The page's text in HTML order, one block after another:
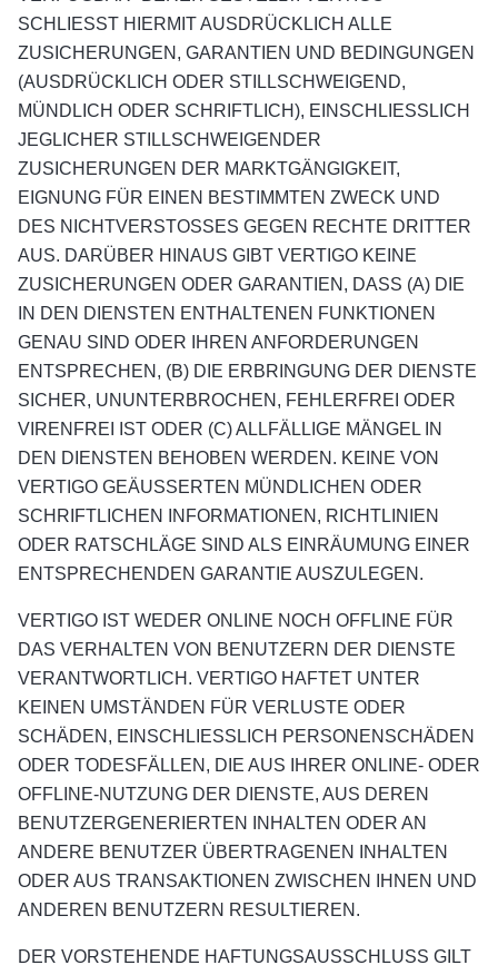
SCHLIESST HIERMIT AUSDRÜCKLICH ALLE
ZUSICHERUNGEN, GARANTIEN UND BEDINGUNGEN
(AUSDRÜCKLICH ODER STILLSCHWEIGEND,
MÜNDLICH ODER SCHRIFTLICH), EINSCHLIESSLICH
JEGLICHER STILLSCHWEIGENDER
ZUSICHERUNGEN DER MARKTGÄNGIGKEIT,
EIGNUNG FÜR EINEN BESTIMMTEN ZWECK UND
DES NICHTVERSTOSSES GEGEN RECHTE DRITTER
AUS. DARÜBER HINAUS GIBT VERTIGO KEINE
ZUSICHERUNGEN ODER GARANTIEN, DASS (A) DIE
IN DEN DIENSTEN ENTHALTENEN FUNKTIONEN
GENAU SIND ODER IHREN ANFORDERUNGEN
ENTSPRECHEN, (B) DIE ERBRINGUNG DER DIENSTE
SICHER, UNUNTERBROCHEN, FEHLERFREI ODER
VIRENFREI IST ODER (C) ALLFÄLLIGE MÄNGEL IN
DEN DIENSTEN BEHOBEN WERDEN. KEINE VON
VERTIGO GEÄUSSERTEN MÜNDLICHEN ODER
SCHRIFTLICHEN INFORMATIONEN, RICHTLINIEN
ODER RATSCHLÄGE SIND ALS EINRÄUMUNG EINER
ENTSPRECHENDEN GARANTIE AUSZULEGEN.
VERTIGO IST WEDER ONLINE NOCH OFFLINE FÜR
DAS VERHALTEN VON BENUTZERN DER DIENSTE
VERANTWORTLICH. VERTIGO HAFTET UNTER
KEINEN UMSTÄNDEN FÜR VERLUSTE ODER
SCHÄDEN, EINSCHLIESSLICH PERSONENSCHÄDEN
ODER TODESFÄLLEN, DIE AUS IHRER ONLINE- ODER
OFFLINE-NUTZUNG DER DIENSTE, AUS DEREN
BENUTZERGENERIERTEN INHALTEN ODER AN
ANDERE BENUTZER ÜBERTRAGENEN INHALTEN
ODER AUS TRANSAKTIONEN ZWISCHEN IHNEN UND
ANDEREN BENUTZERN RESULTIEREN.
DER VORSTEHENDE HAFTUNGSAUSSCHLUSS GILT